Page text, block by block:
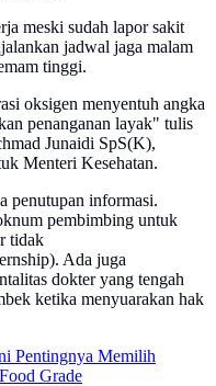
meski sudah lapor sakit
jadwal jaga malam
tinggi.
oksigen menyentuh angka
penanganan layak" tulis
Junaidi SpS(K),
Menteri Kesehatan.
penutupan informasi.
pembimbing untuk
tidak
Ada juga
dokter yang tengah
ketika menyuarakan hak
Pentingnya Memilih
Grade